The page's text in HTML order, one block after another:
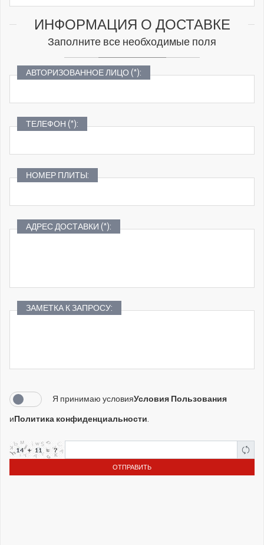
ИНФОРМАЦИЯ О ДОСТАВКЕ
Заполните все необходимые поля
АВТОРИЗОВАННОЕ ЛИЦО (*):
ТЕЛЕФОН (*):
НОМЕР ПЛИТЫ:
АДРЕС ДОСТАВКИ (*):
ЗАМЕТКА К ЗАПРОСУ:
Я принимаю условияУсловия Пользования
иПолитика конфиденциальности
ОТПРАВИТЬ